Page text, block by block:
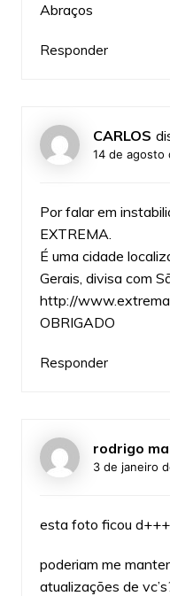
Abraços
Responder
CARLOS
14 de agosto
Por falar em
EXTREMA.
É uma cidade
Gerais, divisa com
http://
OBRIGADO
Responder
rodrigo
3 de janeiro
esta foto ficou
poderiam me
atualizações de